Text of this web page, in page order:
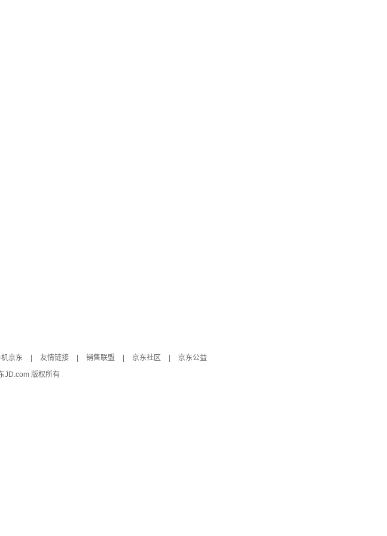
京东 友情链接 销售联盟 京东社区
京东公益
JD.com 版权所有